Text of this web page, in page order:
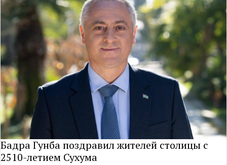
Бадра Гунба поздравил жителей столицы с
2510-летием Сухума